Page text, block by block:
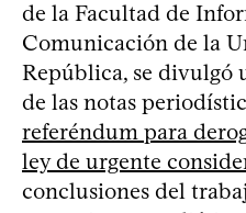
de la Facultad de
Comunicación de la
República, se divulgó
de las notas
referéndum para
ley de urgente
conclusiones del